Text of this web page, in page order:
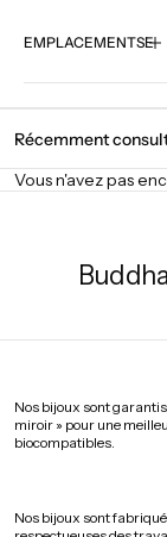
EMPLACEMENTS
Récemment
Vous n'avez pas
Nos bijoux sont
miroir » pour une
biocompatibles.
Nos bijoux sont